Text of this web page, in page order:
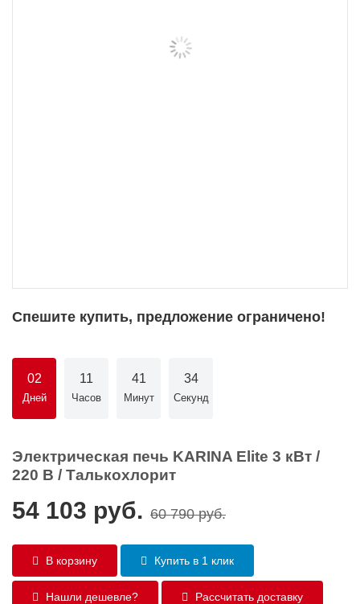
Спешите купить, предложение ограничено!
02
Дней
11
Часов
41
Минут
34
Секунд
Электрическая печь KARINA Elite 3 кВт /
220 В / Талькохлорит
54 103 руб. 60 790 руб.
В корзину Купить в 1 клик
Нашли дешевле? Рассчитать доставку